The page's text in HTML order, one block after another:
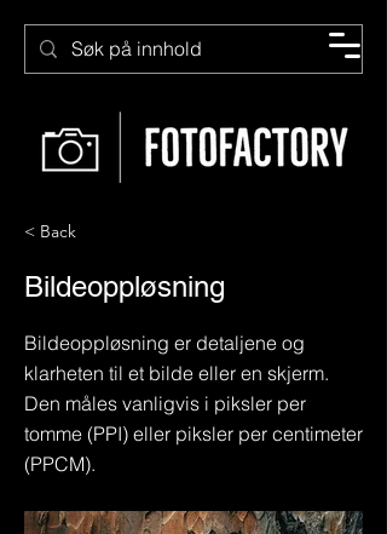
< Back
Bildeoppløsning
Bildeoppløsning er detaljene og
klarheten til et bilde eller en skjerm.
Den måles vanligvis i piksler per
tomme (PPI) eller piksler per centimeter
(PPCM).